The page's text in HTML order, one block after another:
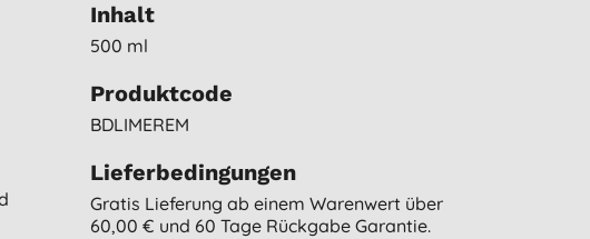
Inhalt
500 ml
Produktcode
BDLIMEREM
Lieferbedingungen
Gratis Lieferung ab einem Warenwert über
60,00 € und 60 Tage Rückgabe Garantie.